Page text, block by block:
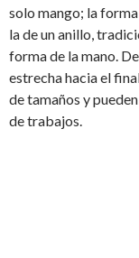
solo mango; la
la de un anillo,
forma de la mano.
estrecha hacia el
de tamaños y
de trabajos.